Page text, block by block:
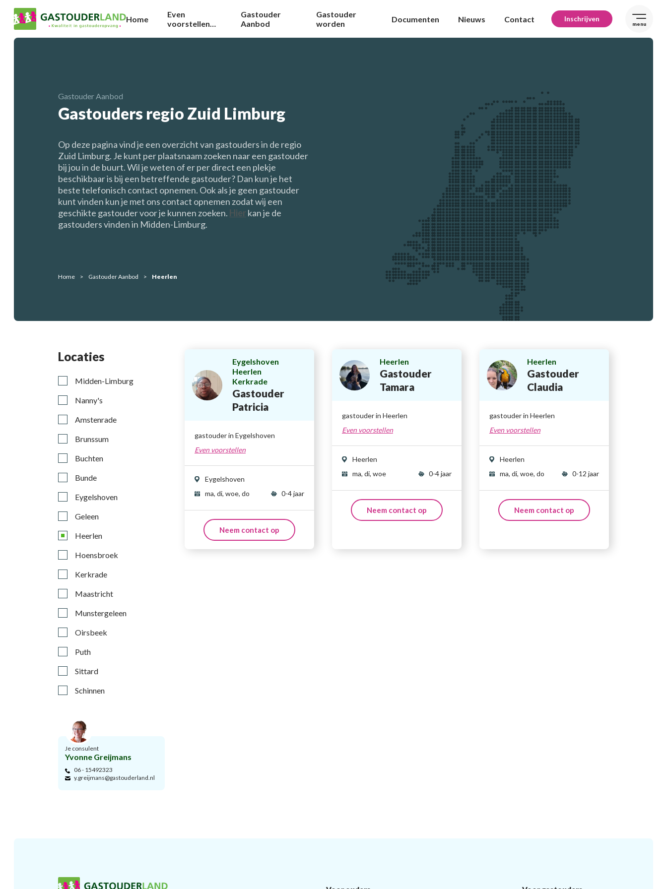
Home
Even
voorstellen…
Gastouder
Aanbod
Gastouder
worden
Documenten Nieuws Contact Inschrijven
menu
Gastouder Aanbod
Gastouders regio Zuid Limburg
Op deze pagina vind je een overzicht van gastouders in de regio
Zuid Limburg. Je kunt per plaatsnaam zoeken naar een gastouder
bij jou in de buurt. Wil je weten of er per direct een plekje
beschikbaar is bij een betreffende gastouder? Dan kun je het
beste telefonisch contact opnemen. Ook als je geen gastouder
kunt vinden kun je met ons contact opnemen zodat wij een
geschikte gastouder voor je kunnen zoeken. Hierkan je de
gastouders vinden in Midden-Limburg.
Home Gastouder Aanbod Heerlen
Locaties
Midden-Limburg
Nanny's
Amstenrade
Brunssum
Buchten
Bunde
Eygelshoven
Geleen
Heerlen
Hoensbroek
Kerkrade
Maastricht
Munstergeleen
Oirsbeek
Puth
Sittard
Schinnen
Je consulent
Yvonne Greijmans
06 - 15492323
y.greijmans@gastouderland.nl
Eygelshoven
Heerlen
Kerkrade
Gastouder
Patricia
gastouder in Eygelshoven
Even voorstellen
Eygelshoven
ma, di, woe, do
0-4 jaar
Neem contact op
Heerlen
Gastouder
Tamara
gastouder in Heerlen
Even voorstellen
Heerlen
ma, di, woe
0-4 jaar
Neem contact op
Heerlen
Gastouder
Claudia
gastouder in Heerlen
Even voorstellen
Heerlen
ma, di, woe, do
0-12 jaar
Neem contact op